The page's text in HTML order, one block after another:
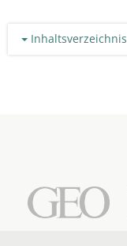
Inhaltsverzeichnis